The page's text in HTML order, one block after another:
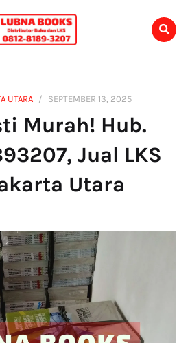
UTARA SEPTEMBER 13, 2025
Murah! Hub.
Jual LKS
Utara